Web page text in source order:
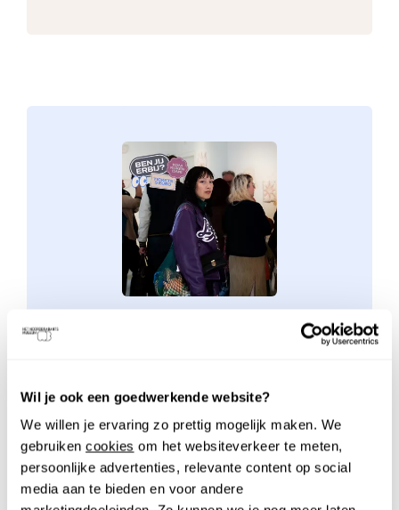
Wil je ook een goedwerkende website?
We willen je ervaring zo prettig mogelijk maken. We
gebruiken cookies om het websiteverkeer te meten,
persoonlijke advertenties, relevante content op social
media aan te bieden en voor andere
TWEE KEER KIJKEN
Twee Keer Kijken is een verrassend
avondprogramma in Het Noordbrabants
Museum – elke eerste donderdag van de maand.
Verwacht een mix van verhalen, workshops en
performances die je uitnodigen om kunst op